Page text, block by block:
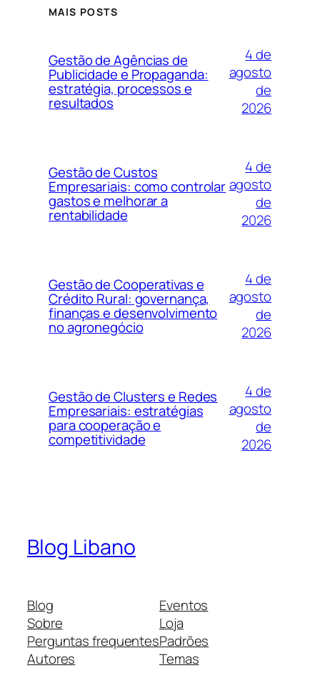
MAIS POSTS
Gestão de Agências de
Publicidade e Propaganda:
estratégia, processos e
resultados
4 de
agosto
de
2026
Gestão de Custos
Empresariais: como controlar
gastos e melhorar a
rentabilidade
4 de
agosto
de
2026
Gestão de Cooperativas e
Crédito Rural: governança,
finanças e desenvolvimento
no agronegócio
4 de
agosto
de
2026
Gestão de Clusters e Redes
Empresariais: estratégias
para cooperação e
competitividade
4 de
agosto
de
2026
Blog Libano
Blog
Sobre
Perguntas frequentes
Autores
Eventos
Loja
Padrões
Temas